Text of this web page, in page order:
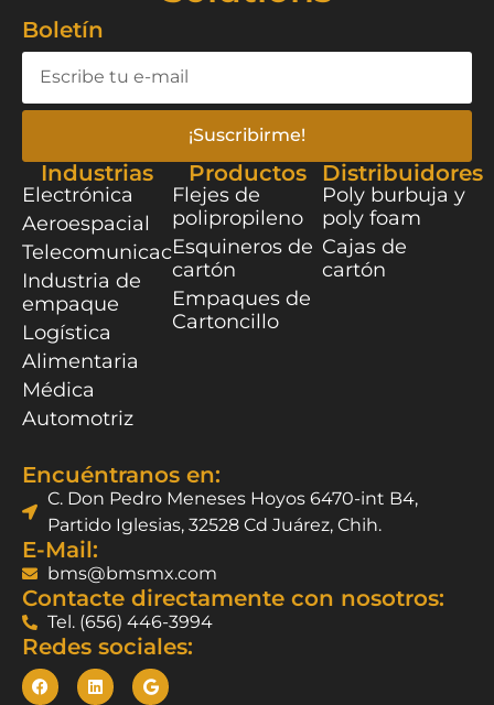
Boletín
¡Suscribirme!
Industrias
Electrónica
Aeroespacial
Telecomunicaciones
Industria de
empaque
Logística
Alimentaria
Médica
Automotriz
Productos
Flejes de
polipropileno
Esquineros de
cartón
Empaques de
Cartoncillo
Distribuidores
Poly burbuja y
poly foam
Cajas de
cartón
Encuéntranos en:
C. Don Pedro Meneses Hoyos 6470-int B4,
Partido Iglesias, 32528 Cd Juárez, Chih.
E-Mail:
bms@bmsmx.com
Contacte directamente con nosotros:
Tel. (656) 446-3994
Redes sociales: